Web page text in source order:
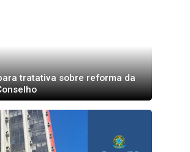
tratativa sobre reforma da